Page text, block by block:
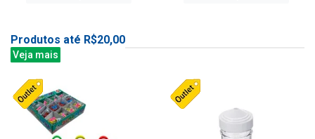
Produtos até R$20,00
Veja mais